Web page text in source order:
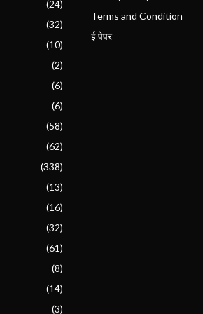
(24)
(32)
(10)
(2)
(6)
(6)
(58)
(62)
(338)
(13)
(16)
(32)
(61)
(8)
(14)
(3)
Terms and Condition
ई पेपर